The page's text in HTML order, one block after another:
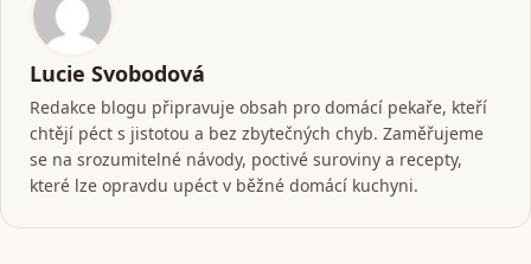
Lucie Svobodová
Redakce blogu připravuje obsah pro domácí pekaře, kteří
chtějí péct s jistotou a bez zbytečných chyb. Zaměřujeme
se na srozumitelné návody, poctivé suroviny a recepty,
které lze opravdu upéct v běžné domácí kuchyni.